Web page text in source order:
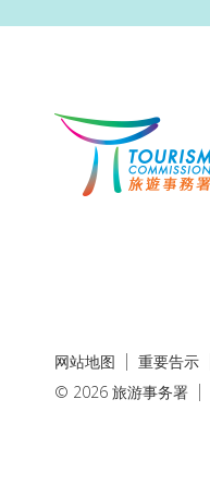
网站地图 重要告示
© 2026 旅游事务署